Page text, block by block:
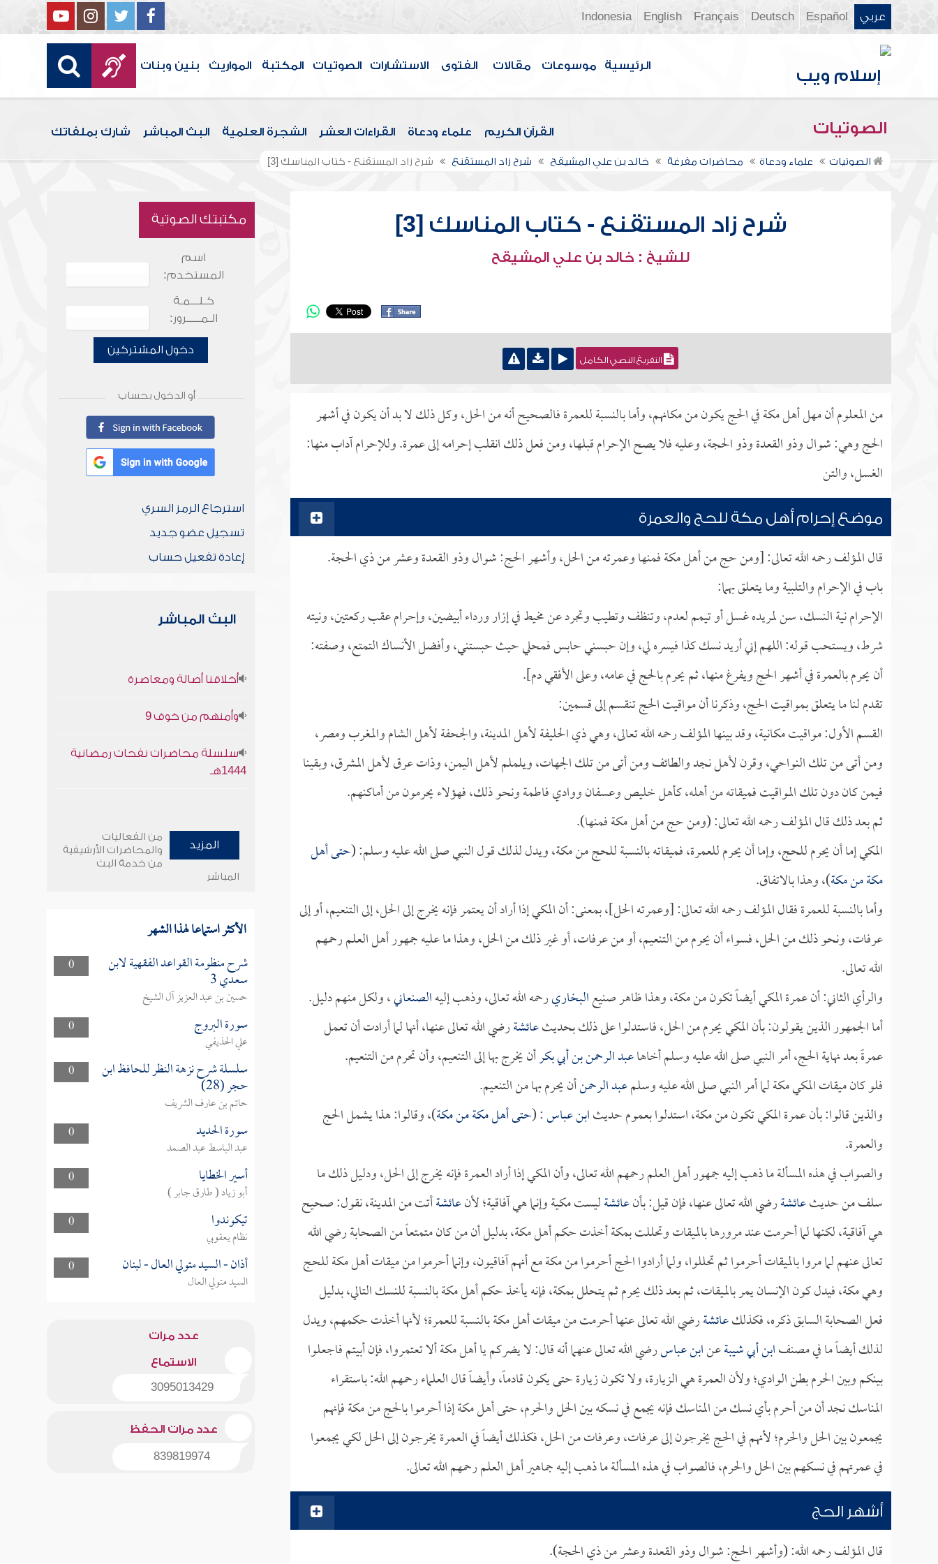
عربي Español
Deutsch
Français
English
Indonesia
الرئيسية موسوعات مقالات الفتوى الاستشارات الصوتيات المكتبة المواريث بنين وبنات
الصوتيات القرآن الكريم علماء ودعاة القراءات العشر الشجرة العلمية البث المباشر شارك بملفاتك
الصوتيات علماء ودعاة محاضرات مفرغة خالد بن علي المشيقح شرح زاد المستقنع شرح زاد المستقنع - كتاب المناسك [3]
شرح زاد المستقنع - كتاب المناسك [3]
للشيخ : خالد بن علي المشيقح
التفريغ النصي الكامل
من المعلوم أن مهل أهل مكة في الحج يكون من مكانهم، وأما بالنسبة للعمرة فالصحيح أنه من الحل، وكل ذلك لا بد أن يكون في أشهر
الحج وهي: شوال وذو القعدة وذو الحجة، وعليه فلا يصح الإحرام قبلها، ومن فعل ذلك انقلب إحرامه إلى عمرة. وللإحرام آداب منها:
الغسل، والتن
موضع إحرام أهل مكة للحج والعمرة
قال المؤلف رحمه الله تعالى: [ومن حج من أهل مكة فمنها وعمرته من الحل، وأشهر الحج: شوال وذو القعدة وعشر من ذي الحجة.
باب في الإحرام والتلبية وما يتعلق بهما:
الإحرام نية النسك، سن لمريده غسل أو تيمم لعدم، وتنظف وتطيب وتجرد عن مخيط في إزار ورداء أبيضين، وإحرام عقب ركعتين، ونيته
شرط، ويستحب قوله: اللهم إني أريد نسك كذا فيسره لي، وإن حبسني حابس فمحلي حيث حبستني، وأفضل الأنساك التمتع، وصفته:
أن يحرم بالعمرة في أشهر الحج ويفرغ منها، ثم يحرم بالحج في عامه، وعلى الأفقي دم].
تقدم لنا ما يتعلق بمواقيت الحج، وذكرنا أن مواقيت الحج تنقسم إلى قسمين:
القسم الأول: مواقيت مكانية، وقد بينها المؤلف رحمه الله تعالى، وهي ذي الحليفة لأهل المدينة، والجحفة لأهل الشام والمغرب ومصر،
ومن أتى من تلك النواحي، وقرن لأهل نجد والطائف ومن أتى من تلك الجهات، ويلملم لأهل اليمن، وذات عرق لأهل المشرق، وبقينا
فيمن كان دون تلك المواقيت فميقاته من أهله، كأهل خليص وعسفان ووادي فاطمة ونحو ذلك، فهؤلاء يحرمون من أماكنهم.
ثم بعد ذلك قال المؤلف رحمه الله تعالى: (ومن حج من أهل مكة فمنها).
المكي إما أن يحرم للحج، وإما أن يحرم للعمرة، فميقاته بالنسبة للحج من مكة، ويدل لذلك قول النبي صلى الله عليه وسلم: (حتى أهل
مكة من مكة)، وهذا بالاتفاق.
وأما بالنسبة للعمرة فقال المؤلف رحمه الله تعالى: [وعمرته الحل]، بمعنى: أن المكي إذا أراد أن يعتمر فإنه يخرج إلى الحل، إلى التنعيم، أو إلى
عرفات، ونحو ذلك من الحل، فسواء أن يحرم من التنعيم، أو من عرفات، أو غير ذلك من الحل، وهذا ما عليه جمهور أهل العلم رحمهم
الله تعالى.
والرأي الثاني: أن عمرة المكي أيضاً تكون من مكة، وهذا ظاهر صنيعالبخاريرحمه الله تعالى، وذهب إليهالصنعاني، ولكل منهم دليل.
أما الجمهور الذين يقولون: بأن المكي يحرم من الحل، فاستدلوا على ذلك بحديثعائشةرضي الله تعالى عنها، أنها لما أرادت أن تعمل
عمرةً بعد نهاية الحج، أمر النبي صلى الله عليه وسلم أخاهاعبد الرحمن بن أبي بكرأن يخرج بها إلى التنعيم، وأن تحرم من التنعيم.
فلو كان ميقات المكي مكة لما أمر النبي صلى الله عليه وسلمعبد الرحمنأن يحرم بها من التنعيم.
والذين قالوا: بأن عمرة المكي تكون من مكة، استدلوا بعموم حديثابن عباس: (حتى أهل مكة من مكة)، وقالوا: هذا يشمل الحج
والعمرة.
والصواب في هذه المسألة ما ذهب إليه جمهور أهل العلم رحمهم الله تعالى، وأن المكي إذا أراد العمرة فإنه يخرج إلى الحل، ودليل ذلك ما
سلف من حديثعائشةرضي الله تعالى عنها، فإن قيل: بأنعائشةليست مكية وإنما هي آفاقية؛ لأنعائشةأتت من المدينة، نقول: صحيح
هي آفاقية، لكنها لما أحرمت عند مرورها بالميقات وتحللت بمكة أخذت حكم أهل مكة، بدليل أن من كان متمتعاً من الصحابة رضي الله
تعالى عنهم لما مروا بالميقات أحرموا ثم تحللوا، ولما أرادوا الحج أحرموا من مكة مع أنهم آفاقيون، وإنما أحرموا من ميقات أهل مكة للحج
وهي مكة، فيدل كون الإنسان يمر بالميقات، ثم بعد ذلك يحرم ثم يتحلل بمكة، فإنه يأخذ حكم أهل مكة بالنسبة للنسك التالي، بدليل
فعل الصحابة السابق ذكره، فكذلكعائشةرضي الله تعالى عنها أحرمت من ميقات أهل مكة بالنسبة للعمرة؛ لأنها أخذت حكمهم، ويدل
لذلك أيضاً ما في مصنفابن أبي شيبةعنابن عباسرضي الله تعالى عنهما أنه قال: لا يضركم يا أهل مكة ألا تعتمروا، فإن أبيتم فاجعلوا
بينكم وبين الحرم بطن الوادي؛ ولأن العمرة هي الزيارة، ولا تكون زيارة حتى يكون قادماً، وأيضاً قال العلماء رحمهم الله: باستقراء
المناسك نجد أن من أحرم بأي نسك من المناسك فإنه يجمع في نسكه بين الحل والحرم، حتى أهل مكة إذا أحرموا بالحج من مكة فإنهم
يجمعون بين الحل والحرم؛ لأنهم في الحج يخرجون إلى عرفات، وعرفات من الحل، فكذلك أيضاً في العمرة يخرجون إلى الحل لكي يجمعوا
في عمرتهم في نسكهم بين الحل والحرم، فالصواب في هذه المسألة ما ذهب إليه جماهير أهل العلم رحمهم الله تعالى.
أشهر الحج
قال المؤلف رحمه الله: (وأشهر الحج: شوال وذو القعدة وعشر من ذي الحجة).
مكتبتك الصوتية
اسم
المستخدم:
كـلـــمـة
الـمـــــرور:
دخول المشتركين
أو الدخول بحساب
استرجاع الرمز السري
تسجيل عضو جديد
إعادة تفعيل حساب
البث المباشر
أخلاقنا أصالة ومعاصرة
وأمنهم من خوف 9
سلسلة محاضرات نفحات رمضانية
1444هـ
المزيد
من الفعاليات
والمحاضرات الأرشيفية
من خدمة البث
المباشر
الأكثر استماعا لهذا الشهر
0 شرح منظومة القواعد الفقهية لابن
سعدي 3
حسين بن عبد العزيز آل الشيخ
0
سورة البروج
علي الحذيفي
0
سلسلة شرح نزهة النظر للحافظ ابن
حجر (28)
حاتم بن عارف الشريف
0
سورة الحديد
عبد الباسط عبد الصمد
0
أسير الخطايا
أبو زياد ( طارق جابر )
0
تيكوندوا
نظام يعقوبي
0
أذان - السيد متولي العال - لبنان
السيد متولي العال
عدد مرات
الاستماع
3095013429
عدد مرات الحفظ
839819974